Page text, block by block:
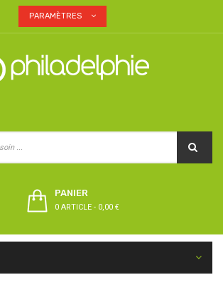
PARAMÈTRES
PANIER
0 ARTICLE - 0,00 €